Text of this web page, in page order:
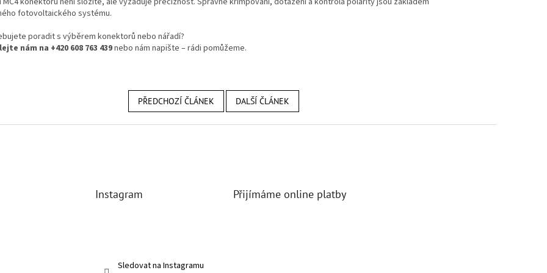
fotovoltaického systému.
poradit s výběrem konektorů nebo nářadí?
nám na +420 608 763 439nebo nám napište – rádi pomůžeme.
PŘEDCHOZÍ ČLÁNEK DALŠÍ ČLÁNEK
Instagram
Sledovat na Instagramu
Přijímáme online platby